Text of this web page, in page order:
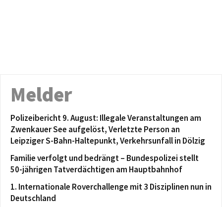
Melder
Polizeibericht 9. August: Illegale Veranstaltungen am
Zwenkauer See aufgelöst, Verletzte Person an
Leipziger S-Bahn-Haltepunkt, Verkehrsunfall in Dölzig
Familie verfolgt und bedrängt – Bundespolizei stellt
50-jährigen Tatverdächtigen am Hauptbahnhof
1. Internationale Roverchallenge mit 3 Disziplinen nun in
Deutschland